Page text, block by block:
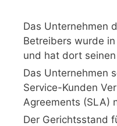
Das Unternehmen
Betreibers wurde
und hat dort
Das Unternehmen
Service-Kunden
Agreements (SLA)
Der Gerichtsstand